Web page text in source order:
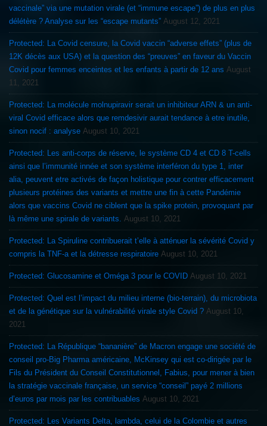
vaccinale” via une mutation virale (et “immune escape”) de plus en plus
délétère ? Analyse sur les “escape mutants” August 12, 2021
Protected: La Covid censure, la Covid vaccin “adverse effets” (plus de
12K décès aux USA) et la question des “preuves” en faveur du Vaccin
Covid pour femmes enceintes et les enfants à partir de 12 ans August
11, 2021
Protected: La molécule molnupiravir serait un inhibiteur ARN & un anti-
viral Covid efficace alors que remdesivir aurait tendance à etre inutile,
sinon nocif : analyse August 10, 2021
Protected: Les anti-corps de réserve, le système CD 4 et CD 8 T-cells
ainsi que l’immunité innée et son système interféron du type 1, inter
alia, peuvent etre activés de façon holistique pour contrer efficacement
plusieurs protéines des variants et mettre une fin à cette Pandémie
alors que vaccins Covid ne ciblent que la spike protein, provoquant par
là même une spirale de variants.
August 10, 2021
Protected: La Spiruline contribuerait t’elle à atténuer la sévérité Covid y
compris la TNF-a et la détresse respiratoire August 10, 2021
Protected: Glucosamine et Oméga 3 pour le COVID August 10, 2021
Protected: Quel est l’impact du milieu interne (bio-terrain), du microbiota
et de la génétique sur la vulnérabilité virale style Covid ? August 10,
2021
Protected: La République “bananière” de Macron engage une société de
conseil pro-Big Pharma américaine, McKinsey qui est co-dirigée par le
Fils du Président du Conseil Constitutionnel, Fabius, pour mener à bien
la stratégie vaccinale française, un service “conseil” payé 2 millions
d’euros par mois par les contribuables August 10, 2021
Protected: Les Variants Delta, lambda, celui de la Colombie et autres